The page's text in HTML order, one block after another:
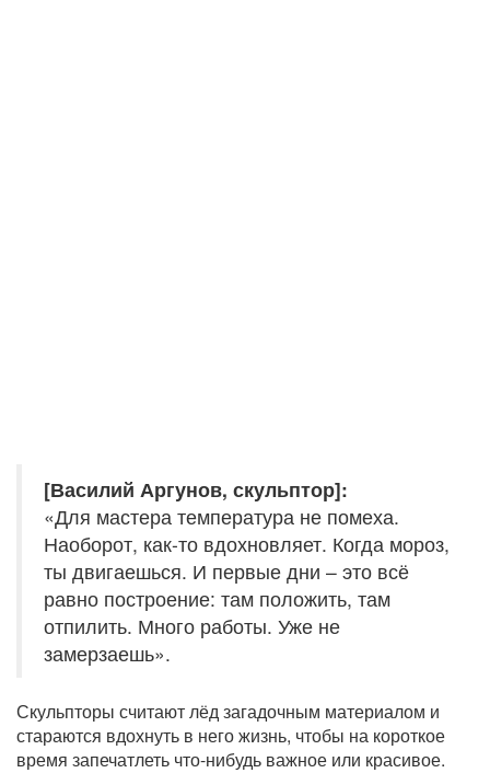
[Василий Аргунов, скульптор]:
«Для мастера температура не помеха.
Наоборот, как-то вдохновляет. Когда мороз,
ты двигаешься. И первые дни – это всё
равно построение: там положить, там
отпилить. Много работы. Уже не
замерзаешь».
Скульпторы считают лёд загадочным материалом и
стараются вдохнуть в него жизнь, чтобы на короткое
время запечатлеть что-нибудь важное или красивое.